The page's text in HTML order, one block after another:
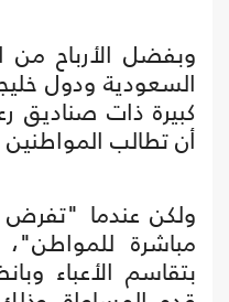
وبفضل الأرباح من
السعودية ودول
كبيرة ذات صناديق
أن تطالب المواطنين
ولكن عندما "تفرض
مباشرة
بتقاسم الأعباء